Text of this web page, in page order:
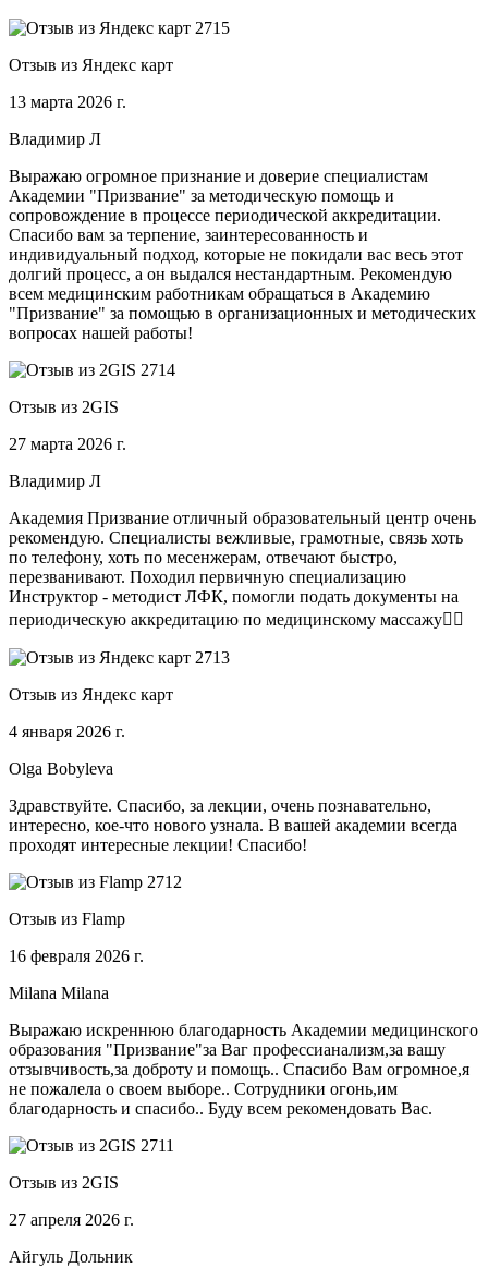
Отзыв из Яндекс карт
13 марта 2026 г.
Владимир Л
Выражаю огромное признание и доверие специалистам
Академии "Призвание" за методическую помощь и
сопровождение в процессе периодической аккредитации.
Спасибо вам за терпение, заинтересованность и
индивидуальный подход, которые не покидали вас весь этот
долгий процесс, а он выдался нестандартным. Рекомендую
всем медицинским работникам обращаться в Академию
"Призвание" за помощью в организационных и методических
вопросах нашей работы!
Отзыв из 2GIS
27 марта 2026 г.
Владимир Л
Академия Призвание отличный образовательный центр очень
рекомендую. Специалисты вежливые, грамотные, связь хоть
по телефону, хоть по месенжерам, отвечают быстро,
перезванивают. Походил первичную специализацию
Инструктор - методист ЛФК, помогли подать документы на
периодическую аккредитацию по медицинскому массажу🧑‍⚕️
Отзыв из Яндекс карт
4 января 2026 г.
Olga Bobyleva
Здравствуйте. Спасибо, за лекции, очень познавательно,
интересно, кое-что нового узнала. В вашей академии всегда
проходят интересные лекции! Спасибо!
Отзыв из Flamp
16 февраля 2026 г.
Milana Milana
Выражаю искреннюю благодарность Академии медицинского
образования "Призвание"за Ваг профессианализм,за вашу
отзывчивость,за доброту и помощь.. Спасибо Вам огромное,я
не пожалела о своем выборе.. Сотрудники огонь,им
благодарность и спасибо.. Буду всем рекомендовать Вас.
Отзыв из 2GIS
27 апреля 2026 г.
Айгуль Дольник